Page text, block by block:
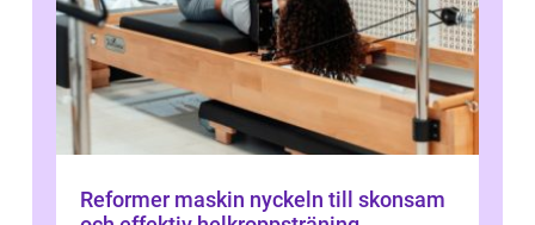
Reformer maskin nyckeln till skonsam